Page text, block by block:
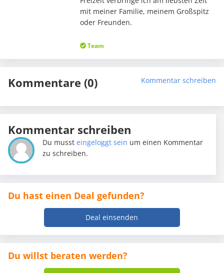
mit meiner Familie, meinem Großspitz
oder Freunden.
Team
Kommentare (0) Kommentar schreiben
Kommentar schreiben
Du mussteingeloggt sein um einen Kommentar
zu schreiben.
Du hast einen Deal gefunden?
Deal einsenden
Du willst beraten werden?